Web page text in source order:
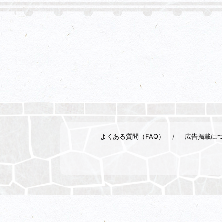
よくある質問（FAQ） 広告掲載に